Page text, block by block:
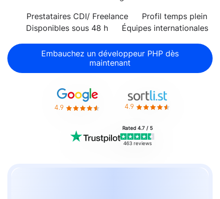
Prestataires CDI/ Freelance
Profil temps plein
Disponibles sous 48 h
Équipes internationales
Embauchez un développeur PHP dès
maintenant
4.9 4.9
Rated 4.7 / 5
463 reviews